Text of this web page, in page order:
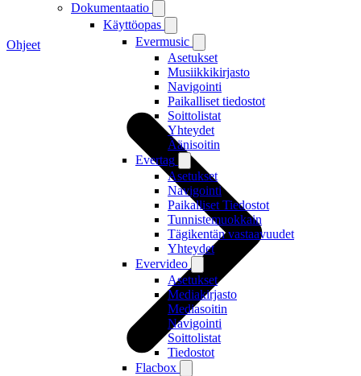
Dokumentaatio
Käyttöopas
Evermusic
Asetukset
Musiikkikirjasto
Navigointi
Paikalliset tiedostot
Soittolistat
Yhteydet
Äänisoitin
Evertag
Asetukset
Navigointi
Paikalliset Tiedostot
Tunnistemuokkain
Tägikentän vastaavuudet
Yhteydet
Evervideo
Asetukset
Mediakirjasto
Mediasoitin
Navigointi
Soittolistat
Tiedostot
Flacbox
Ohjeet